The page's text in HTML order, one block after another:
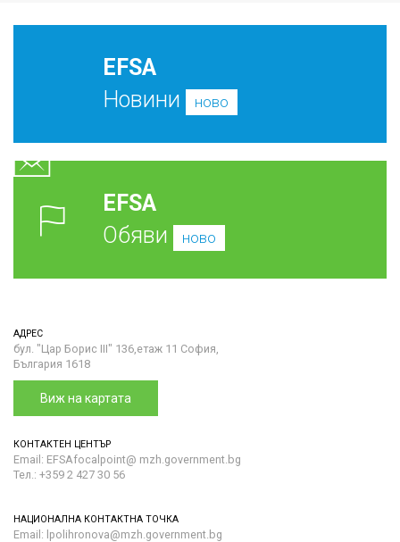
EFSA
Новини
ново
EFSA
Обяви
ново
АДРЕС
бул. "Цар Борис III" 136,етаж 11 София,
България 1618
Виж на картата
КОНТАКТЕН ЦЕНТЪР
Email: EFSAfocalpoint@ mzh.government.bg
Тел.: +359 2 427 30 56
НАЦИОНАЛНА КОНТАКТНА ТОЧКА
Email: lpolihronova@mzh.government.bg